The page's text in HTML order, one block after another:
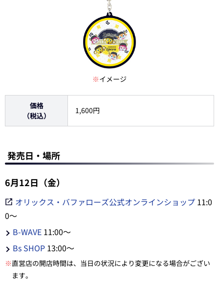
※イメージ
価格
（税込）
1,600円
発売日・場所
6月12日（金）
オリックス・バファローズ公式オンラインショップ 11:0
0～
B-WAVE 11:00～
Bs SHOP 13:00～
※直営店の開店時間は、当日の状況により変更になる場合がござい
ます。